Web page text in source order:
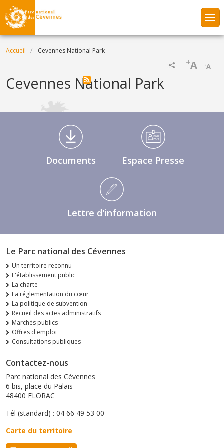
Aller au contenu principal
Fil d'Ariane
Accueil Cevennes National Park
-A
+A
Cevennes National Park
Médiathèque Footer
Documents Espace Presse
Lettre d'information
Le Parc national des Cévennes
Un territoire reconnu
L'établissement public
La charte
La réglementation du cœur
La politique de subvention
Recueil des actes administratifs
Marchés publics
Offres d'emploi
Consultations publiques
Contactez-nous
Parc national des Cévennes
6 bis, place du Palais
48400 FLORAC
Tél (standard) : 04 66 49 53 00
Carte du territoire